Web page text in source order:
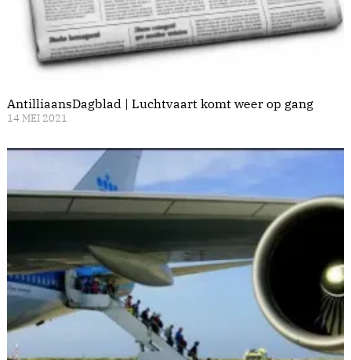
AntilliaansDagblad | Luchtvaart komt weer op gang
14 MEI 2021